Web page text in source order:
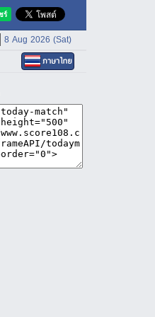
8 Aug 2026 (Sat)